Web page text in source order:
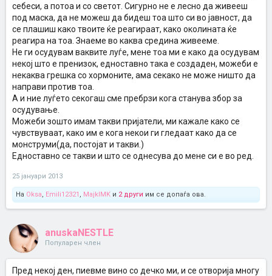
себеси, а потоа и со светот. Сигурно не е лесно да живееш
под маска, да не можеш да бидеш тоа што си во јавност, да
се плашиш како твоите ќе реагираат, како околината ќе
реагира на тоа. Знаеме во каква средина живееме.
Не ги осудувам ваквите луѓе, мене тоа ми е како да осудувам
некој што е пренизок, едноставно така е создаден, можеби е
некаква грешка со хормоните, ама секако не може ништо да
направи против тоа.
А и ние луѓето секогаш сме пребрзи кога станува збор за
осудување.
Можеби зошто имам такви пријатели, ми кажале како се
чувствуваат, како им е кога некои ги гледаат како да се
монструми(да, постојат и такви.)
Едноставно се такви и што се однесува до мене си е во ред.
25 јануари 2013
На Oksa, Emili12321 , MajklMK и 2 други им се допаѓа ова.
anuskaNESTLE
Популарен член
Пред некој ден, пиевме вино со дечко ми, и се отворија многу